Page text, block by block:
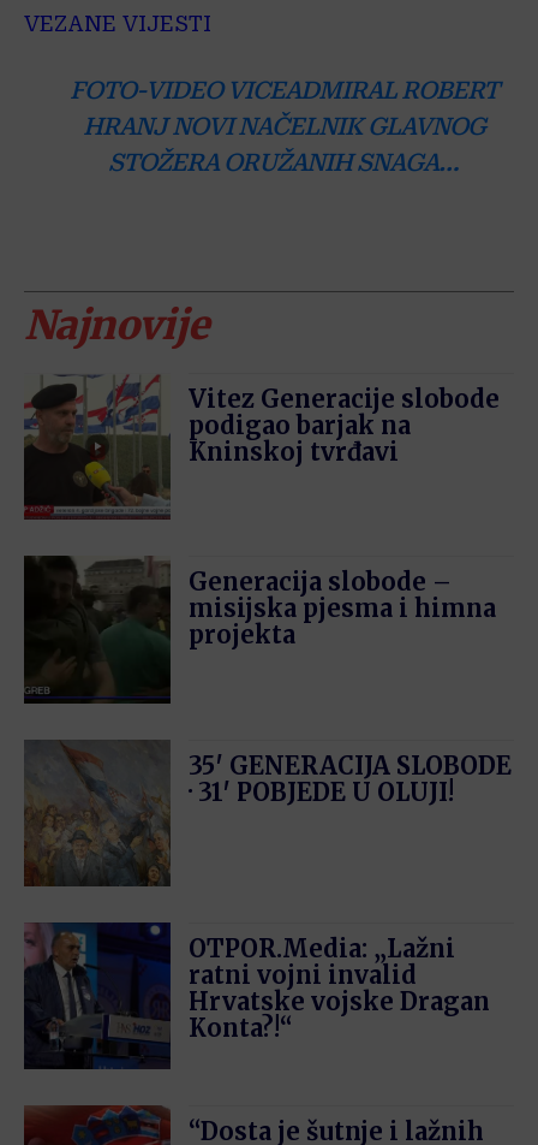
VEZANE VIJESTI
FOTO-VIDEO VICEADMIRAL ROBERT
HRANJ NOVI NAČELNIK GLAVNOG
STOŽERA ORUŽANIH SNAGA…
Najnovije
Vitez Generacije slobode
podigao barjak na
Kninskoj tvrđavi
Generacija slobode –
misijska pjesma i himna
projekta
35′ GENERACIJA SLOBODE
· 31′ POBJEDE U OLUJI!
OTPOR.Media: „Lažni
ratni vojni invalid
Hrvatske vojske Dragan
Konta?!“
“Dosta je šutnje i lažnih